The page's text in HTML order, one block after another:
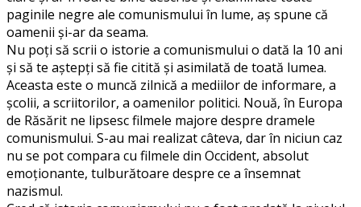
paginile negre ale comunismului în lume, aș spune că
oamenii și-ar da seama.
Nu poți să scrii o istorie a comunismului o dată la 10 ani
și să te aștepți să fie citită și asimilată de toată lumea.
Aceasta este o muncă zilnică a mediilor de informare, a
școlii, a scriitorilor, a oamenilor politici. Nouă, în Europa
de Răsărit ne lipsesc filmele majore despre dramele
comunismului. S-au mai realizat câteva, dar în niciun caz
nu se pot compara cu filmele din Occident, absolut
emoționante, tulburătoare despre ce a însemnat
nazismul.